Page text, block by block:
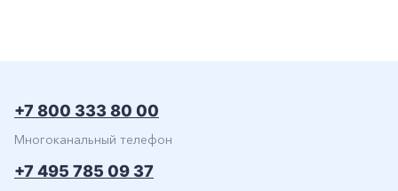
+7 800 333 80 00
Многоканальный телефон
+7 495 785 09 37